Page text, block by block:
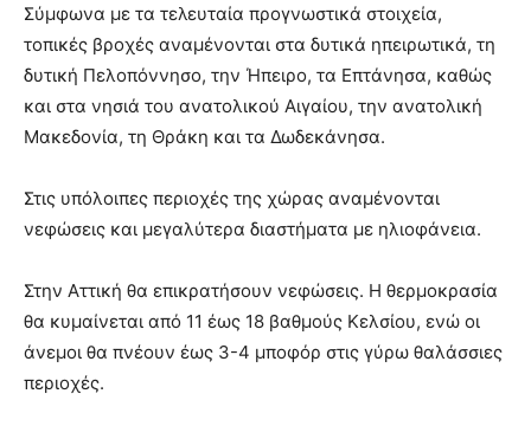
Σύμφωνα με τα τελευταία προγνωστικά στοιχεία,
τοπικές βροχές αναμένονται στα δυτικά ηπειρωτικά, τη
δυτική Πελοπόννησο, την Ήπειρο, τα Επτάνησα, καθώς
και στα νησιά του ανατολικού Αιγαίου, την ανατολική
Μακεδονία, τη Θράκη και τα Δωδεκάνησα.
Στις υπόλοιπες περιοχές της χώρας αναμένονται
νεφώσεις και μεγαλύτερα διαστήματα με ηλιοφάνεια.
Στην Αττική θα επικρατήσουν νεφώσεις. Η θερμοκρασία
θα κυμαίνεται από 11 έως 18 βαθμούς Κελσίου, ενώ οι
άνεμοι θα πνέουν έως 3-4 μποφόρ στις γύρω θαλάσσιες
περιοχές.